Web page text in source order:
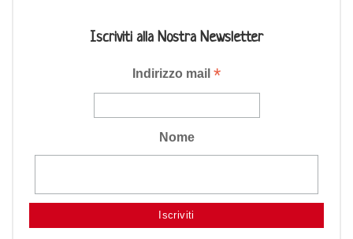
Iscriviti alla Nostra Newsletter
Indirizzo mail *
Nome